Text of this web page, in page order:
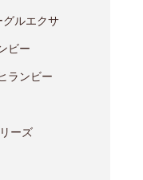
グルエクサ
ビー
ランビー
ーズ